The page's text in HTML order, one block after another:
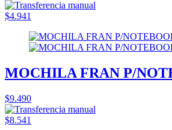
$4.941
MOCHILA FRAN P/
$9.490
$8.541